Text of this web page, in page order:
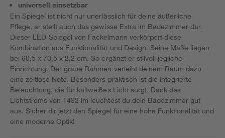
universell einsetzbar
Ein Spiegel ist nicht nur unerlässlich für deine äußerliche
Pflege, er stellt auch das gewisse Extra im Badezimmer dar.
Dieser LED-Spiegel von Fackelmann verkörpert diese
Kombination aus Funktionalität und Design. Seine Maße liegen
bei 60,5 x 70,5 x 2,2 cm. So ergänzt er stilvoll jegliche
Einrichtung. Der graue Rahmen verleiht deinem Raum dazu
eine zeitlose Note. Besonders praktisch ist die integrierte
Beleuchtung, die für kaltweißes Licht sorgt. Dank des
Lichtstroms von 1492 lm leuchtest du dein Badezimmer gut
aus. Sicher dir jetzt den Spiegel für eine hohe Funktionalität und
eine moderne Optik!